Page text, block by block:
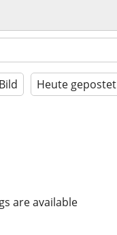
Heute gepostet
are available